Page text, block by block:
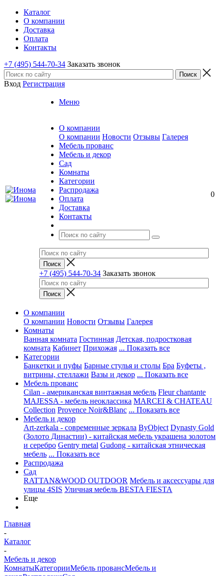
Каталог
О компании
Доставка
Оплата
Контакты
+7 (495) 544-70-34 Заказать звонок
Вход Регистрация
Меню
О компании
О компании Новости Отзывы Галерея
Мебель прованс
Мебель и декор
Сад
Комнаты
Категории
Распродажа
Оплата
Доставка
Контакты
+7 (495) 544-70-34 Заказать звонок
0
О компании
О компании Новости Отзывы Галерея
Комнаты
Ванная комната Гостинная Детская, подростковая
комната Кабинет Прихожая ... Показать все
Категории
Банкетки и пуфы Барные стулья и столы Бра Буфеты ,
витрины, стеллажи Вазы и декор ... Показать все
Мебель прованс
Cilan - американская винтажная мебель Fleur chantante
MAJESSA - мебель неоклассика MARCEI & CHATEAU
Collection Provence Noir&Blanc ... Показать все
Мебель и декор
Art-zerkala - современные зеркала ByObject Dynasty Gold
(Золото Династии) - китайская мебель украшена золотом
и серебро Gentry metal Gudong - китайская этническая
мебель ... Показать все
Распродажа
Сад
RATTAN&WOOD OUTDOOR Мебель и аксессуары для
улицы 4SIS Уличная мебель BESTA FIESTA
Еще
Главная
-
Каталог
-
Мебель и декор
КомнатыКатегорииМебель провансМебель и